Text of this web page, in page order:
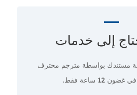
إلى خدمات
مستندك بواسطة مترجم محترف
12 ساعة فقط.